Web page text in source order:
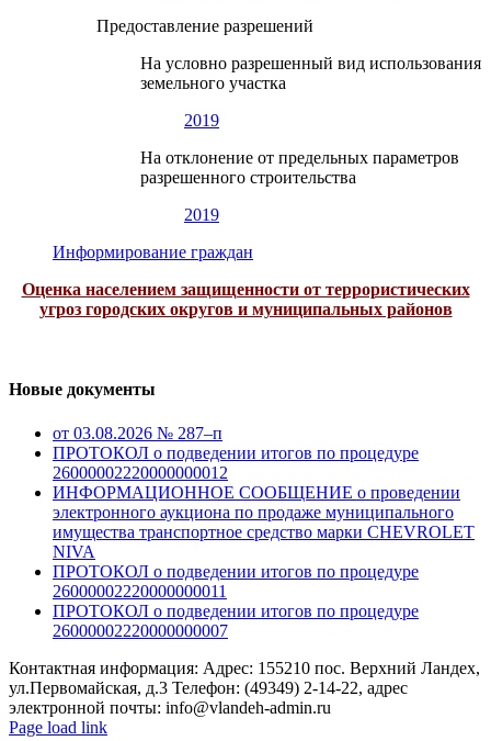
Предоставление разрешений
На условно разрешенный вид использования
земельного участка
2019
На отклонение от предельных параметров
разрешенного строительства
2019
Информирование граждан
Оценка населением защищенности от террористических
угроз городских округов и муниципальных районов
Новые документы
от 03.08.2026 № 287–п
ПРОТОКОЛ о подведении итогов по процедуре
26000002220000000012
ИНФОРМАЦИОННОЕ СООБЩЕНИЕ о проведении
электронного аукциона по продаже муниципального
имущества транспортное средство марки CHEVROLET
NIVA
ПРОТОКОЛ о подведении итогов по процедуре
26000002220000000011
ПРОТОКОЛ о подведении итогов по процедуре
26000002220000000007
Контактная информация: Адрес: 155210 пос. Верхний Ландех,
ул.Первомайская, д.3 Телефон: (49349) 2-14-22, адрес
электронной почты: info@vlandeh-admin.ru
Page load link